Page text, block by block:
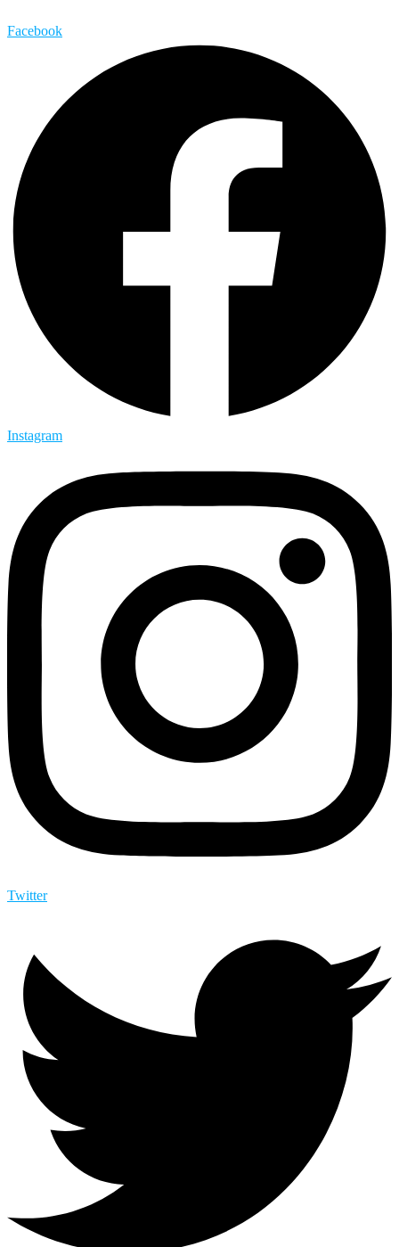
Facebook
Instagram
Twitter